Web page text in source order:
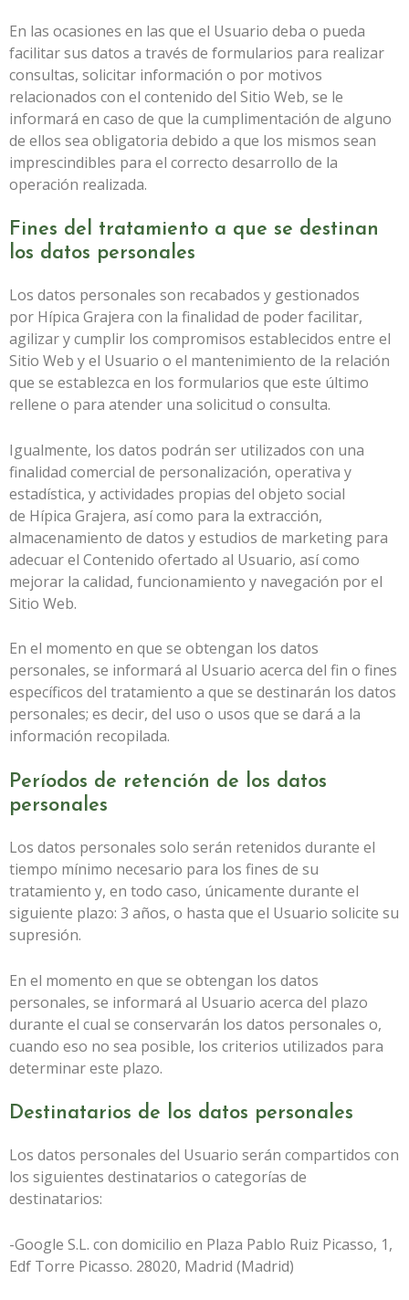
En las ocasiones en las que el Usuario deba o pueda
facilitar sus datos a través de formularios para realizar
consultas, solicitar información o por motivos
relacionados con el contenido del Sitio Web, se le
informará en caso de que la cumplimentación de alguno
de ellos sea obligatoria debido a que los mismos sean
imprescindibles para el correcto desarrollo de la
operación realizada.
Fines del tratamiento a que se destinan
los datos personales
Los datos personales son recabados y gestionados
por Hípica Grajera con la finalidad de poder facilitar,
agilizar y cumplir los compromisos establecidos entre el
Sitio Web y el Usuario o el mantenimiento de la relación
que se establezca en los formularios que este último
rellene o para atender una solicitud o consulta.
Igualmente, los datos podrán ser utilizados con una
finalidad comercial de personalización, operativa y
estadística, y actividades propias del objeto social
de Hípica Grajera, así como para la extracción,
almacenamiento de datos y estudios de marketing para
adecuar el Contenido ofertado al Usuario, así como
mejorar la calidad, funcionamiento y navegación por el
Sitio Web.
En el momento en que se obtengan los datos
personales, se informará al Usuario acerca del fin o fines
específicos del tratamiento a que se destinarán los datos
personales; es decir, del uso o usos que se dará a la
información recopilada.
Períodos de retención de los datos
personales
Los datos personales solo serán retenidos durante el
tiempo mínimo necesario para los fines de su
tratamiento y, en todo caso, únicamente durante el
siguiente plazo: 3 años, o hasta que el Usuario solicite su
supresión.
En el momento en que se obtengan los datos
personales, se informará al Usuario acerca del plazo
durante el cual se conservarán los datos personales o,
cuando eso no sea posible, los criterios utilizados para
determinar este plazo.
Destinatarios de los datos personales
Los datos personales del Usuario serán compartidos con
los siguientes destinatarios o categorías de
destinatarios:
-Google S.L. con domicilio en Plaza Pablo Ruiz Picasso, 1,
Edf Torre Picasso. 28020, Madrid (Madrid)